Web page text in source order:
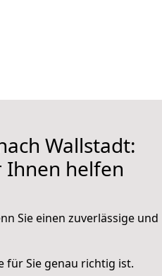
Wallstadt:
Ihnen helfen
Sie einen zuverlässige und
für Sie genau richtig ist.